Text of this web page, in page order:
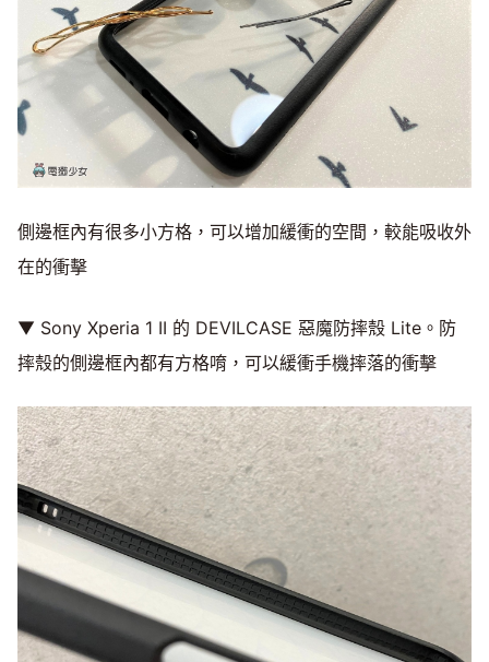
側邊框內有很多小方格，可以增加緩衝的空間，較能吸收外
在的衝擊
▼ Sony Xperia 1 II 的 DEVILCASE 惡魔防摔殼 Lite。防
摔殼的側邊框內都有方格唷，可以緩衝手機摔落的衝擊